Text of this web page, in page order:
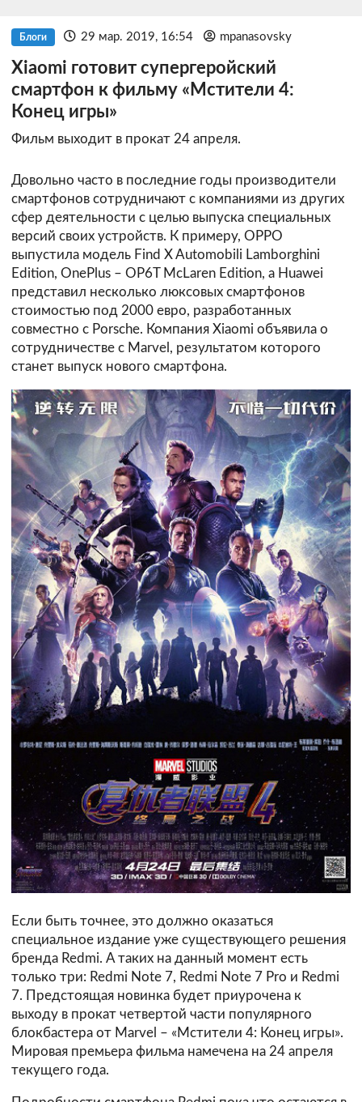
Блоги 29 мар. 2019, 16:54 mpanasovsky
Xiaomi готовит супергеройский
смартфон к фильму «Мстители 4:
Конец игры»
Фильм выходит в прокат 24 апреля.
Довольно часто в последние годы производители
смартфонов сотрудничают с компаниями из других
сфер деятельности с целью выпуска специальных
версий своих устройств. К примеру, OPPO
выпустила модель Find X Automobili Lamborghini
Edition, OnePlus – OP6T McLaren Edition, а Huawei
представил несколько люксовых смартфонов
стоимостью под 2000 евро, разработанных
совместно с Porsche. Компания Xiaomi объявила о
сотрудничестве с Marvel, результатом которого
станет выпуск нового смартфона.
Если быть точнее, это должно оказаться
специальное издание уже существующего решения
бренда Redmi. А таких на данный момент есть
только три: Redmi Note 7, Redmi Note 7 Pro и Redmi
7. Предстоящая новинка будет приурочена к
выходу в прокат четвертой части популярного
блокбастера от Marvel – «Мстители 4: Конец игры».
Мировая премьера фильма намечена на 24 апреля
текущего года.